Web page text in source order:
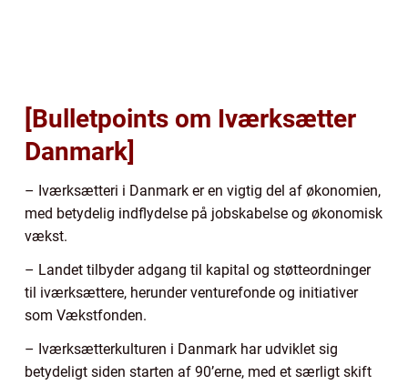
[Bulletpoints om Iværksætter
Danmark]
– Iværksætteri i Danmark er en vigtig del af økonomien,
med betydelig indflydelse på jobskabelse og økonomisk
vækst.
– Landet tilbyder adgang til kapital og støtteordninger
til iværksættere, herunder venturefonde og initiativer
som Vækstfonden.
– Iværksætterkulturen i Danmark har udviklet sig
betydeligt siden starten af 90’erne, med et særligt skift